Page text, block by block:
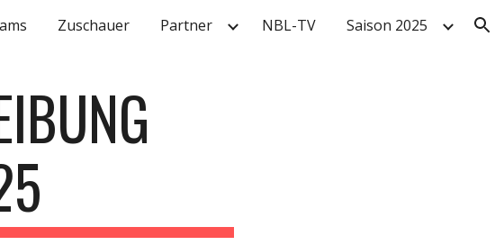
Skip to navigation
Zuschauer Partner NBL-TV Saison 2025